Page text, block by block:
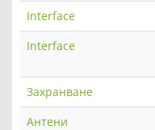
Interface
Interface
Захранване
Антени